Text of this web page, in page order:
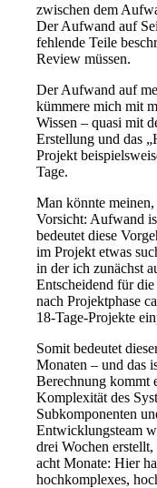
zwischen dem
Der Aufwand auf
fehlende Teile
Review müssen.
Der Aufwand auf
kümmere mich mit
Wissen – quasi mit
Erstellung und das
Projekt
Tage.
Man könnte
Vorsicht: Aufwand
bedeutet diese
im Projekt etwas
in der ich zunächst
Entscheidend für
nach Projektphase
18-Tage-Projekte
Somit bedeutet
Monaten – und das
Berechnung kommt
Komplexität des
Subkomponenten
Entwicklungsteam
drei Wochen
acht Monate: Hier
hochkomplexes,